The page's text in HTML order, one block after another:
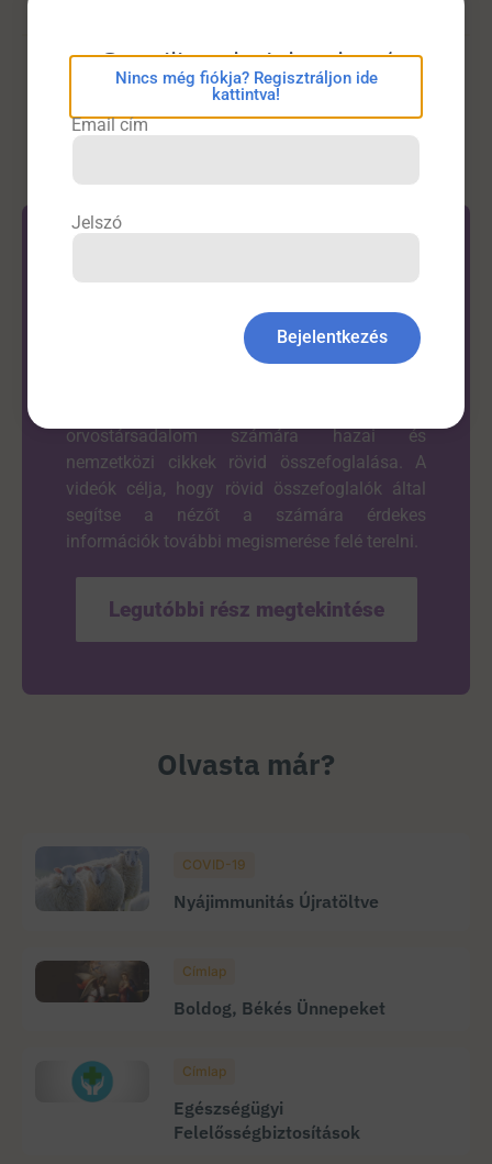
Kardiológia
Látta már?
orvostársadalom számára hazai és
nemzetközi cikkek rövid összefoglalása. A
videók célja, hogy rövid összefoglalók által
segítse a nézőt a számára érdekes
információk további megismerése felé terelni.
Legutóbbi rész megtekintése
Olvasta már?
COVID-19
Nyájimmunitás Újratöltve
Címlap
Boldog, Békés Ünnepeket
Címlap
Egészségügyi
Felelősségbiztosítások
eConsilium bejelentkezés
Nincs még fiókja? Regisztráljon ide
kattintva!
Email cím
Jelszó
Bejelentkezés